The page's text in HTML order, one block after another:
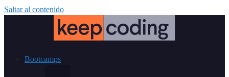
Saltar al contenido
Bootcamps